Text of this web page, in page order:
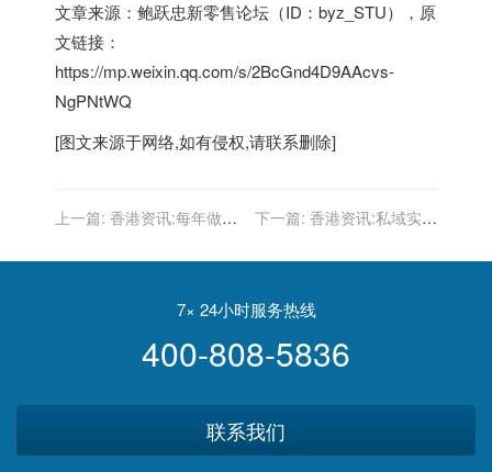
文章来源：鲍跃忠新零售论坛（ID：byz_STU），原
文链接：
https://mp.weixin.qq.com/s/2BcGnd4D9AAcvs-
NgPNtWQ
[图文来源于网络,如有侵权,请联系删除]
上一篇: 香港资讯:每年做
经验
下一篇: 香港资讯:私域实战
趣、新增长！国民手机品牌
7× 24小时服务热线
400-808-5836
联系我们